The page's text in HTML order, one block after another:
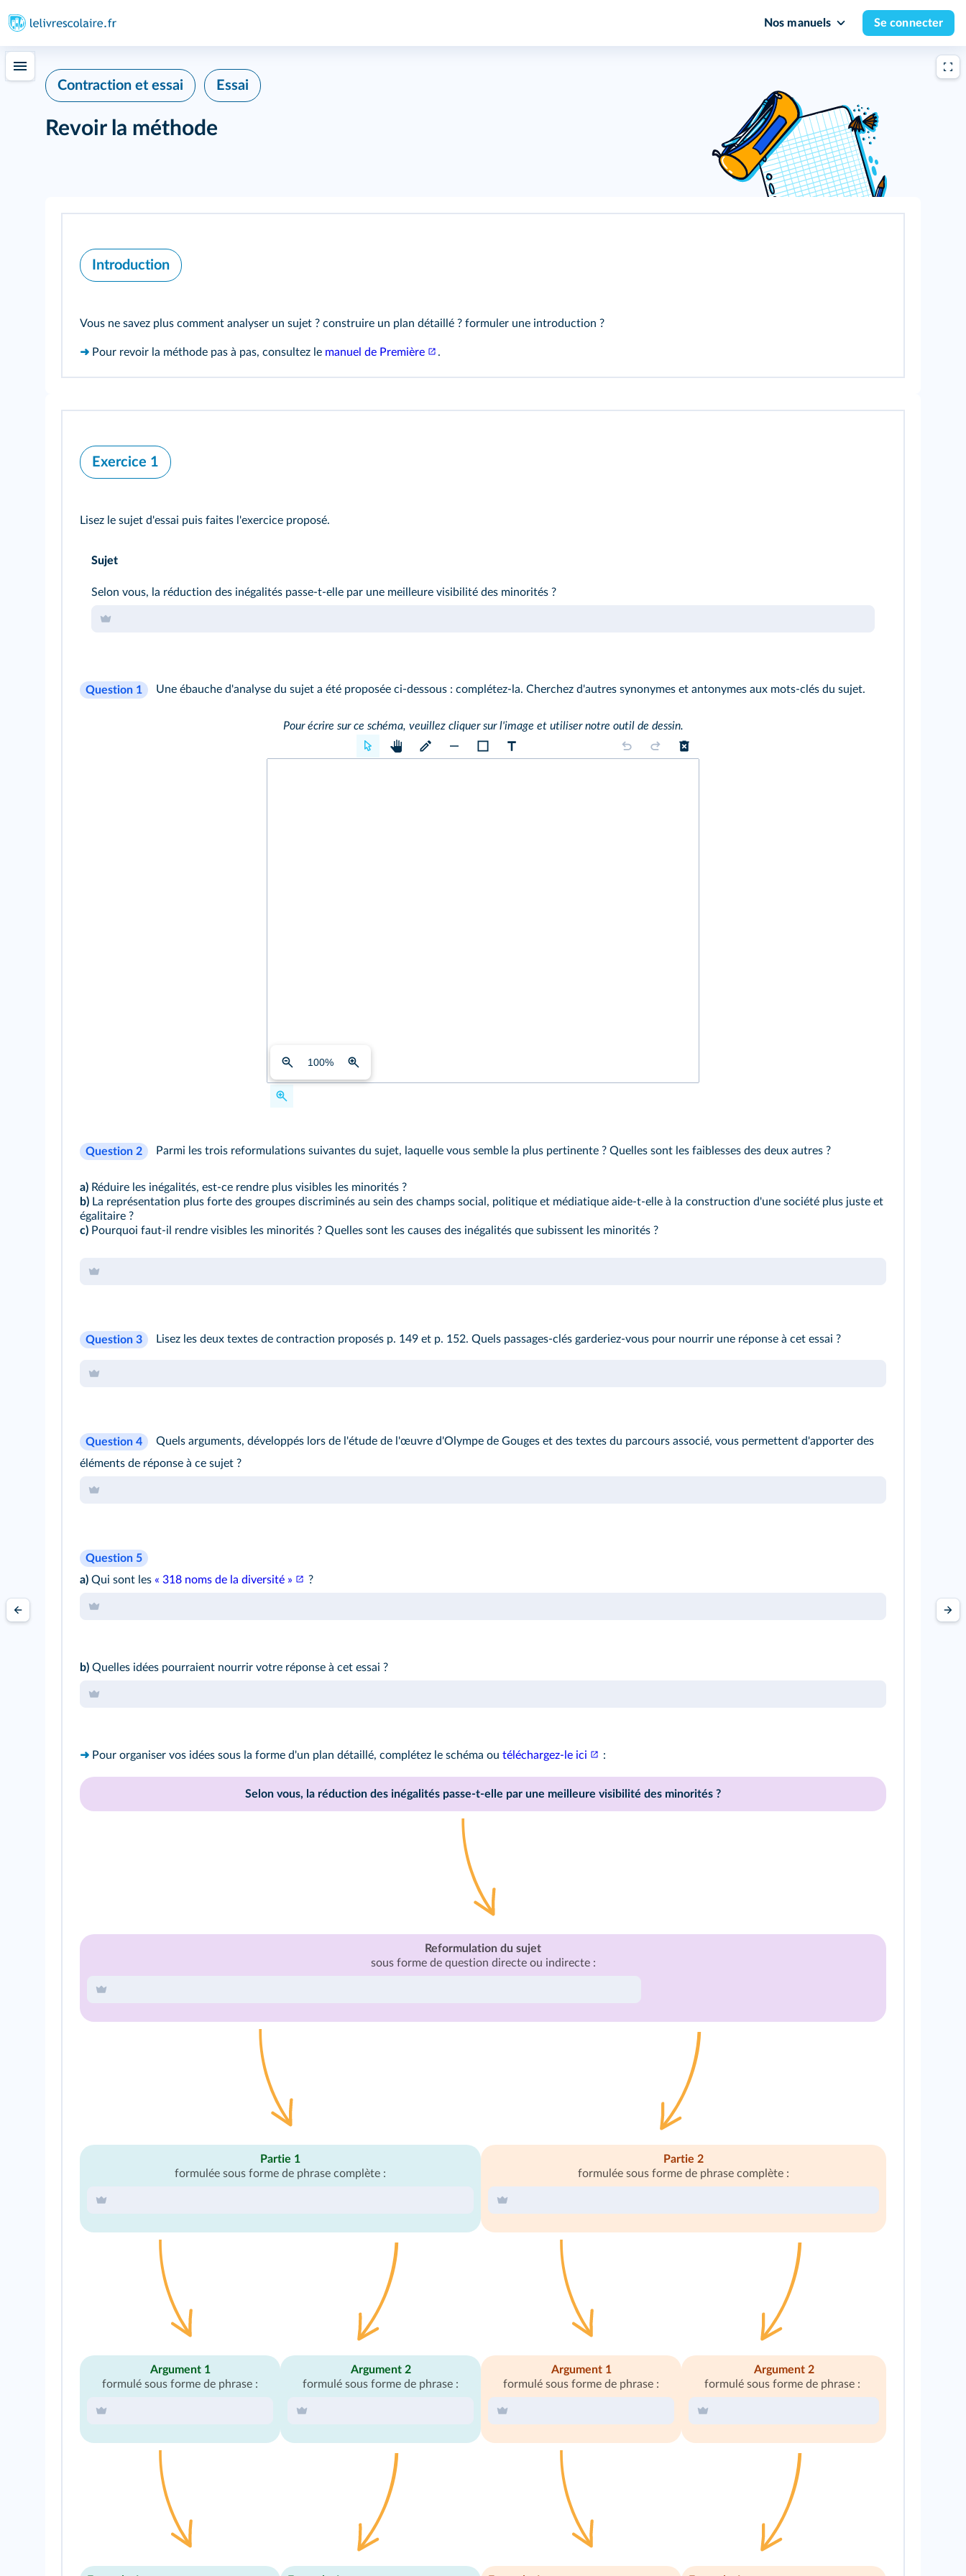
Nos manuels Se connecter
Contraction et essai Essai
Revoir la méthode
Introduction
Vous ne savez plus comment analyser un sujet ? construire un plan détaillé ? formuler une introduction ?
➜ Pour revoir la méthode pas à pas, consultez le manuel de Première .
Exercice 1
Lisez le sujet d'essai puis faites l'exercice proposé.
Sujet
Selon vous, la réduction des inégalités passe‑t‑elle par une meilleure visibilité des minorités ?
Question 1 Une ébauche d'analyse du sujet a été proposée ci‑dessous : complétez‑la. Cherchez d'autres synonymes et antonymes aux mots‑clés du sujet.
Pour écrire sur ce schéma, veuillez cliquer sur l'image et utiliser notre outil de dessin.
100%
Question 2 Parmi les trois reformulations suivantes du sujet, laquelle vous semble la plus pertinente ? Quelles sont les faiblesses des deux autres ?
a) Réduire les inégalités, est‑ce rendre plus visibles les minorités ?
b) La représentation plus forte des groupes discriminés au sein des champs social, politique et médiatique aide‑t‑elle à la construction d'une société plus juste et
égalitaire ?
c) Pourquoi faut‑il rendre visibles les minorités ? Quelles sont les causes des inégalités que subissent les minorités ?
Question 3 Lisez les deux textes de contraction proposés p. 149 et p. 152. Quels passages‑clés garderiez‑vous pour nourrir une réponse à cet essai ?
Question 4
Quels arguments, développés lors de l'étude de l'œuvre d'Olympe de Gouges et des textes du parcours associé, vous permettent d'apporter des
éléments de réponse à ce sujet ?
Question 5
a) Qui sont les « 318 noms de la diversité » ?
b) Quelles idées pourraient nourrir votre réponse à cet essai ?
➜ Pour organiser vos idées sous la forme d'un plan détaillé, complétez le schéma ou téléchargez‑le ici :
Selon vous, la réduction des inégalités passe‑t‑elle par une meilleure visibilité des minorités ?
Reformulation du sujet
sous forme de question directe ou indirecte :
Partie 1
formulée sous forme de phrase complète :
Partie 2
formulée sous forme de phrase complète :
Argument 1
formulé sous forme de phrase :
Argument 2
formulé sous forme de phrase :
Argument 1
formulé sous forme de phrase :
Argument 2
formulé sous forme de phrase :